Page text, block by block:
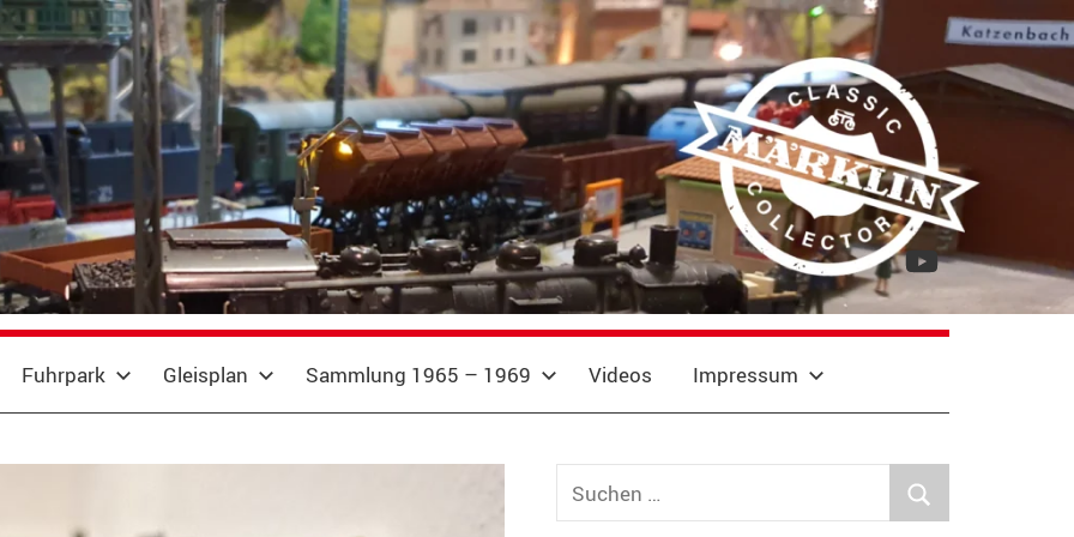
YouTube
Fuhrpark Gleisplan Sammlung 1965 – 1969 Videos Impressum
Suchen
nach: